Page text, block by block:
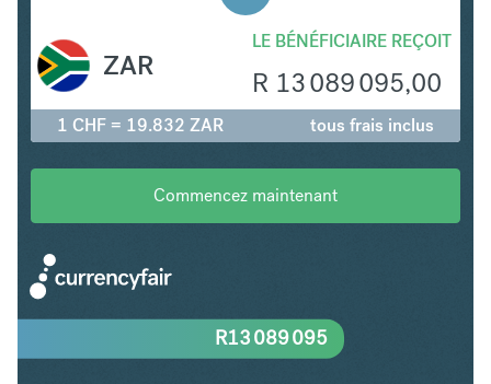
LE BÉNÉFICIAIRE REÇOIT
R 13 089 095,00
ZAR
1 CHF = 19.832 ZAR tous frais inclus
Commencez maintenant
R13 089 095